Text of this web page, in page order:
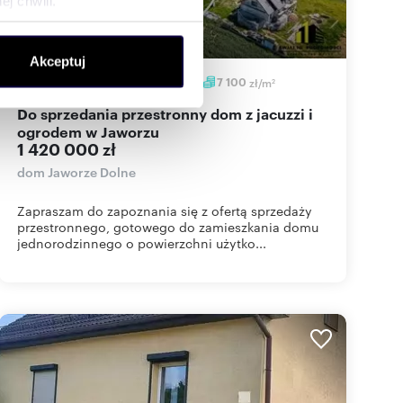
społecznościowym,
od Ciebie lub
Akceptuj
m ha 6 7 100 zł/m2
Do sprzedania przestronny dom z jacuzzi i
ogrodem w Jaworzu
1 420 000 zł
dom Jaworze Dolne
Zapraszam do zapoznania się z ofertą sprzedaży
przestronnego, gotowego do zamieszkania domu
jednorodzinnego o powierzchni użytko...